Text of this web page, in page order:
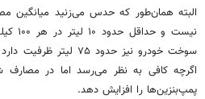
سوخت خودرو نیز حدود
اگرچه کافی به نظر می‌رسد اما در مصارف
پمپ‌بنزین‌ها را افزایش دهد.